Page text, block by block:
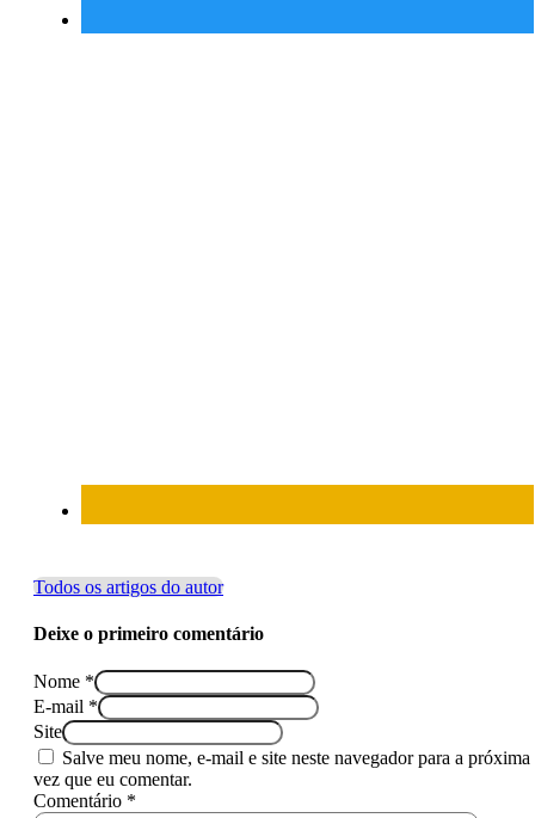
Todos os artigos do autor
Deixe o primeiro comentário
Nome *
E-mail *
Site
Salve meu nome, e-mail e site neste navegador para a próxima
vez que eu comentar.
Comentário *